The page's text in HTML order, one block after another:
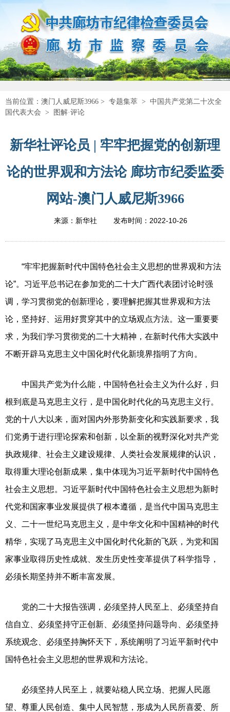
当前位置： 澳门人威尼斯3966 > 专题集萃 > 中国共产党第二十次全
国代表大会 > 图解·评论
新华社评论员 | 牢牢把握党的创新理
论的世界观和方法论 廊坊市纪委监委
网站-澳门人威尼斯3966
来源：新华社 发布时间： 2022-10-26
“牢牢把握新时代中国特色社会主义思想的世界观和方法
论”。习近平总书记在参加党的二十大广西代表团讨论时强
调，学习贯彻党的创新理论，要理解把握其世界观和方法
论，坚持好、运用好贯穿其中的立场观点方法。这一重要要
求，为我们学习贯彻党的二十大精神，在新时代伟大实践中
不断开辟马克思主义中国化时代化新境界指明了方向。
中国共产党为什么能，中国特色社会主义为什么好，归
根到底是马克思主义行，是中国化时代化的马克思主义行。
党的十八大以来，面对国内外形势新变化和实践新要求，我
们党勇于进行理论探索和创新，以全新的视野深化对共产党
执政规律、社会主义建设规律、人类社会发展规律的认识，
取得重大理论创新成果，集中体现为习近平新时代中国特色
社会主义思想。习近平新时代中国特色社会主义思想为新时
代党和国家事业发展提供了根本遵循，是当代中国马克思主
义、二十一世纪马克思主义，是中华文化和中国精神的时代
精华，实现了马克思主义中国化时代化新的飞跃，为党和国
家事业取得历史性成就、发生历史性变革提供了科学指导，
必须长期坚持并不断丰富发展。
党的二十大报告强调，必须坚持人民至上、必须坚持自
信自立、必须坚持守正创新、必须坚持问题导向、必须坚持
系统观念、必须坚持胸怀天下，系统阐明了习近平新时代中
国特色社会主义思想的世界观和方法论。
必须坚持人民至上，就要站稳人民立场、把握人民愿
望、尊重人民创造、集中人民智慧，形成为人民所喜爱、所